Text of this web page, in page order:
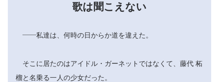
歌は聞こえない
――私達は、何時の日からか道を違えた。
そこに居たのはアイドル・ガーネットではなくて、藤代 柘
榴と名乗る一人の少女だった。